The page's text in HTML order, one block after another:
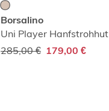
Borsalino
Uni Player Hanfstrohhut
285,00 € 179,00 €